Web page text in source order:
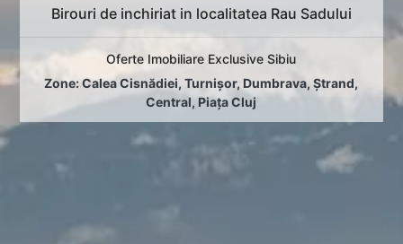
Birouri de inchiriat in localitatea Rau Sadului
Oferte Imobiliare Exclusive Sibiu
Zone:Calea Cisnădiei,Turnișor, Dumbrava,Ștrand,
Central,Piața Cluj